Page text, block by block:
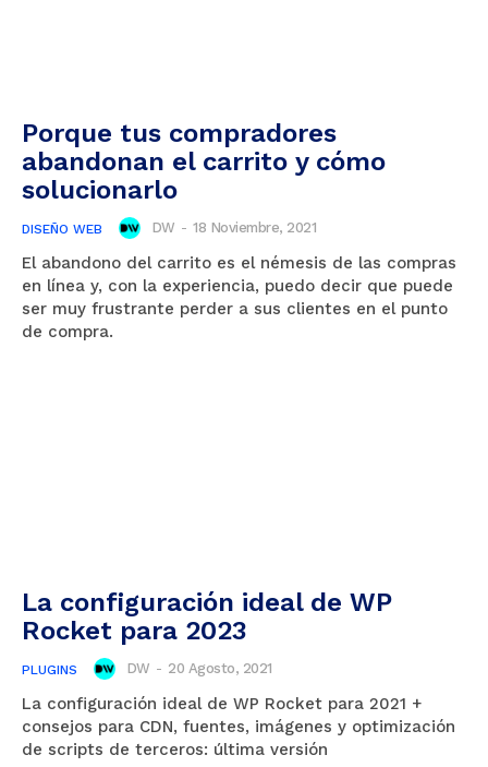
Porque tus compradores
abandonan el carrito y cómo
solucionarlo
DISEÑO WEB DW - 18 Noviembre, 2021
El abandono del carrito es el némesis de las compras
en línea y, con la experiencia, puedo decir que puede
ser muy frustrante perder a sus clientes en el punto
de compra.
La configuración ideal de WP
Rocket para 2023
PLUGINS DW - 20 Agosto, 2021
La configuración ideal de WP Rocket para 2021 +
consejos para CDN, fuentes, imágenes y optimización
de scripts de terceros: última versión